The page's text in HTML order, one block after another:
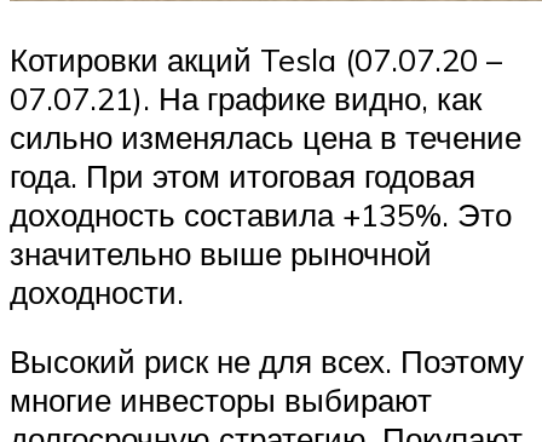
Котировки акций Tesla (07.07.20 –
07.07.21). На графике видно, как
сильно изменялась цена в течение
года. При этом итоговая годовая
доходность составила +135%. Это
значительно выше рыночной
доходности.
Высокий риск не для всех. Поэтому
многие инвесторы выбирают